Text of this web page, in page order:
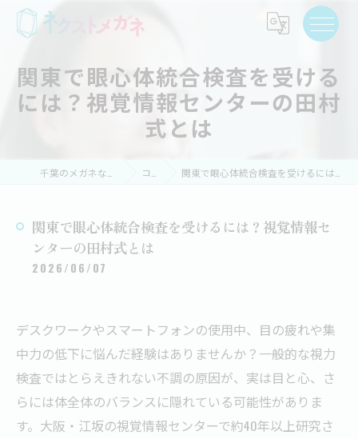
関東で眼心体統合検査を受ける
には？視覚情報センターの田村
式とは
コラム 関東で眼心体統合検査を受けるには？視覚情報センターの田村式とは
関東で眼心体統合検査を受けるには？視覚情報セ
ンターの田村式とは
2026/06/07
デスクワークやスマートフォンの使用中、目の疲れや集
中力の低下に悩んだ経験はありませんか？一般的な視力
検査ではとらえきれない不調の原因が、実は目と心、さ
らには体全体のバランスに隠れている可能性がありま
す。大阪・江坂の視覚情報センターで約40年以上研究さ